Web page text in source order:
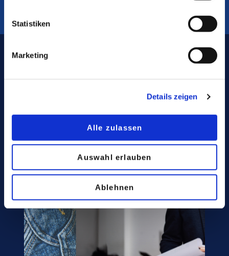
Statistiken
Marketing
Details zeigen
Alle zulassen
Auswahl erlauben
Ablehnen
SERVICE